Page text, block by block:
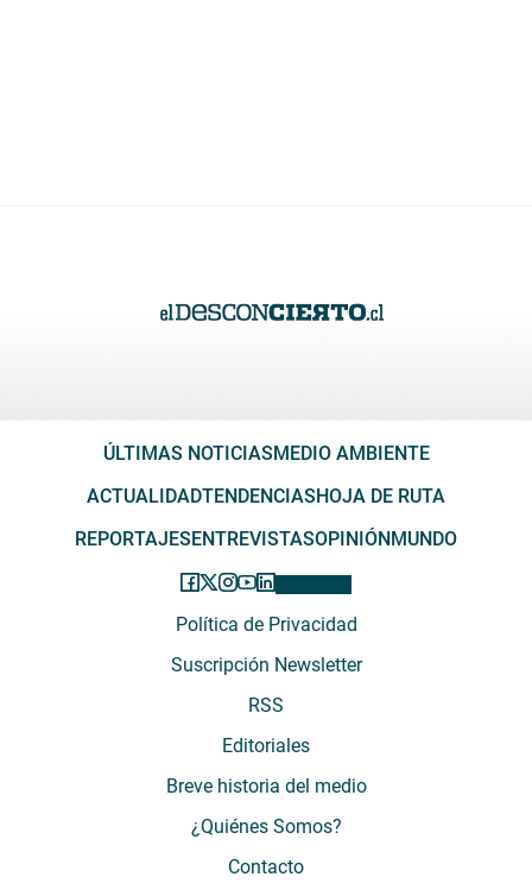
ÚLTIMAS NOTICIASMEDIO AMBIENTE
ACTUALIDADTENDENCIASHOJA DE RUTA
REPORTAJESENTREVISTASOPINIÓNMUNDO
Política de Privacidad
Suscripción Newsletter
RSS
Editoriales
Breve historia del medio
¿Quiénes Somos?
Contacto